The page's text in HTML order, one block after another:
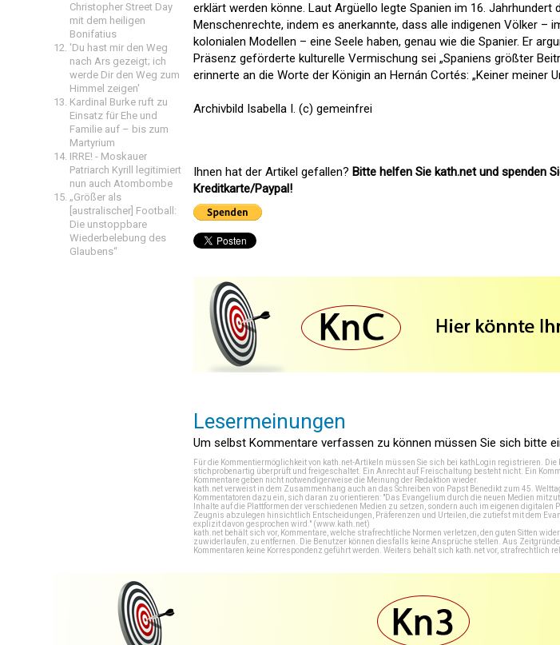
Christopher Street Day
mit dem heiligen
Bonifatius
'Du hast mir den Weg
nach Ars gezeigt; ich
werde Dir den Weg zum
Himmel zeigen'
Kardinal Burke ruft zu
Einsatz für Ehe und
Familie auf – bis zum
Martyrium
IRRE! - Moskauer
Patriarch Kyrill legitimiert
nun auch Atombombe
„Größer als
[australischer] Football:
Die unstoppbare
Wiederbelebung des
Glaubens“
erklärt werden könne. Laut Argüello legte Spanien im 16. Jahrhundert
Menschenrechte, indem es anerkannte, dass alle indigenen Völker –
kolonialen Modellen – eine Seele haben, genau wie die Spanier. Er
Präsenz geförderte kulturelle Vermischung sei „Spaniens größter
erinnerte an die Worte der Königin an Hernán Cortés: „Keiner meiner
Archivbild Isabella I. (c) gemeinfrei
Ihnen hat der Artikel gefallen? Bitte helfen Sie kath.net und spenden
Kreditkarte/Paypal!
Lesermeinungen
Um selbst Kommentare verfassen zu können müssen Sie sich bitte
Für die Kommentiermöglichkeit von kath.net-Artikeln müssen Sie sich bei kathLogin registrieren .
stichprobenartig überprüft und freigeschaltet. Ein Anrecht auf Freischaltung besteht nicht. Ein
Kommentare geben nicht notwendigerweise die Meinung der Redaktion wieder.
kath.net verweist in dem Zusammenhang auch an das Schreiben von Papst Benedikt zum 45.
Kommentatoren dazu ein, sich daran zu orientieren: "Das Evangelium durch die neuen Medien
Inhalte auf die Plattformen der verschiedenen Medien zu setzen, sondern auch im eigenen
Zeugnis abzulegen hinsichtlich Entscheidungen, Präferenzen und Urteilen, die zutiefst mit dem
explizit davon gesprochen wird." (www.kath.net)
kath.net behält sich vor, Kommentare, welche strafrechtliche Normen verletzen, den guten Sitten
zuwiderlaufen, zu entfernen. Die Benutzer können diesfalls keine Ansprüche stellen. Aus
Kommentaren keine Korrespondenz geführt werden. Weiters behält sich kath.net vor, strafrechtlich